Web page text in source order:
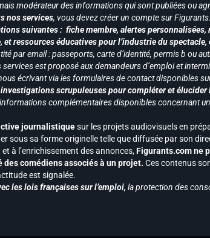
modérateur des informations qui sont publiées ou
nos services, vous devez créer un compte sur
suivantes : fiche membre, alertes
ressources éducatives pour l’industrie du spectacle,
par email : passeports, carte d’identité, permis b ou
services est proposé aux demandeurs d’emploi et
écrivant via les formulaires de contact disponibles
scrupuleuses pour compléter et élucider
complémentaires disponibles concernant
journalistiquesur les projets audiovisuels en
sous sa forme originelle telle que diffusée par son
à l’enrichissement des annonces,Figurants.com ne
comédiens associés à un projet. Ces contenus
est signalée.
les lois françaises sur l’emploi, la protection des